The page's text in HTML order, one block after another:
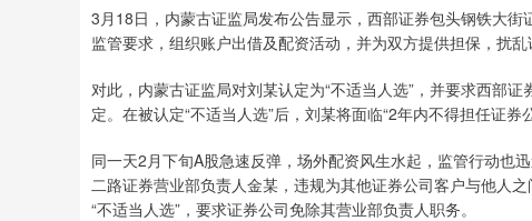
3月18日，内蒙古证监局发布公告显示，西部证券包头钢铁大
监管要求，组织账户出借及配资活动，并为双方提供担保，扰乱
对此，内蒙古证监局对刘某认定为“不适当人选”，并要求西部
定。在被认定“不适当人选”后，刘某将面临“2年内不得担任证
同一天2月下旬A股急速反弹，场外配资风生水起，监管行动也
二路证券营业部负责人金某，违规为其他证券公司客户与他人
“不适当人选”，要求证券公司免除其营业部负责人职务。